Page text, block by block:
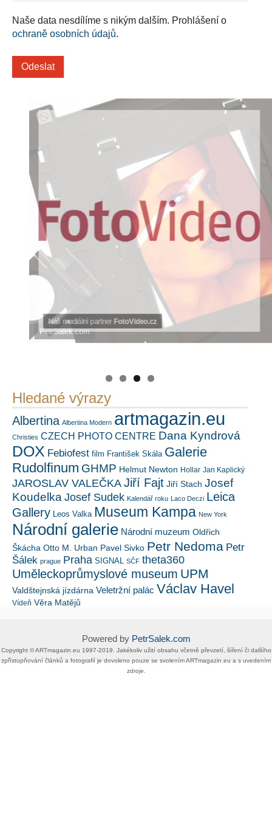
Naše data nesdílíme s nikým dalším. Prohlášení o
ochraně osobních údajů.
Hledané výrazy
Albertina Albertina Modern artmagazin.eu
Christies CZECH PHOTO CENTRE Dana Kyndrová
DOX Febiofest film František Skála Galerie
Rudolfinum GHMP Helmut Newton Hollar Jan Kaplický
JAROSLAV VALEČKA Jiří Fajt Jiří Stach Josef
Koudelka Josef Sudek Kalendář roku Laco Deczi Leica
Gallery Leos Valka Museum Kampa New York
Národní galerie Národní muzeum Oldřich
Škácha Otto M. Urban Pavel Sivko Petr Nedoma Petr
Šálek prague Praha SIGNAL SČF theta360
Uměleckoprůmyslové museum UPM
Valdštejnská jízdárna Veletržní palác Václav Havel
Vídeň Věra Matějů
Powered by PetrSalek.com
Copyright ©​ ​​ARTmagazin.eu ​1997-2019​.​ Jakékoliv užití obsahu včetně převzetí, šíření či dalšího
zpřístupňování článků a fotografií je dovoleno pouze se svolením ​ARTmagazin.eu​ ​a s uvedením
zdroje.